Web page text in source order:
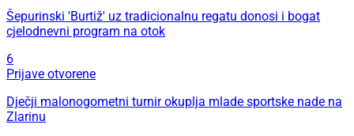
Šepurinski 'Burtiž' uz tradicionalnu regatu donosi i bogat
cjelodnevni program na otok
6
Prijave otvorene
Dječji malonogometni turnir okuplja mlade sportske nade na
Zlarinu